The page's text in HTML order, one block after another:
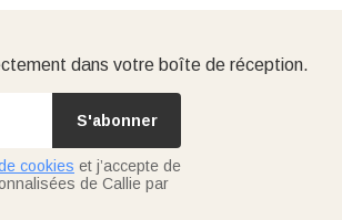
dans votre boîte de réception.
S'abonner
cookies et j’accepte de
de Callie par